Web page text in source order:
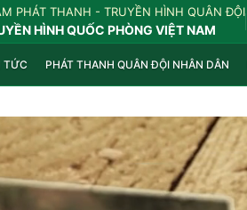
PHÁT THANH - TRUYỀN HÌNH QUÂN ĐỘI
HÌNH QUỐC PHÒNG VIỆT NAM
TỨC PHÁT THANH QUÂN ĐỘI NHÂN DÂN